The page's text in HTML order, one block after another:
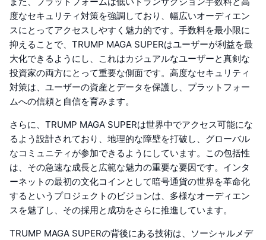
度なセキュリティ対策を強調しており、幅広いオーディエン
スにとってアクセスしやすく魅力的です。手数料を最小限に
抑えることで、TRUMP MAGA SUPERはユーザーが利益を最
大化できるようにし、これはカジュアルなユーザーと真剣な
投資家の両方にとって重要な側面です。高度なセキュリティ
対策は、ユーザーの資産とデータを保護し、プラットフォー
ムへの信頼と自信を育みます。
さらに、TRUMP MAGA SUPERは世界中でアクセス可能にな
るよう設計されており、地理的な障壁を打破し、グローバル
なコミュニティが参加できるようにしています。この包括性
は、その急速な成長と広範な魅力の重要な要因です。インタ
ーネットの最初の文化コインとして暗号通貨の世界を革命化
するというプロジェクトのビジョンは、多様なオーディエン
スを魅了し、その採用と成功をさらに推進しています。
TRUMP MAGA SUPERの背後にある技術は、ソーシャルメデ